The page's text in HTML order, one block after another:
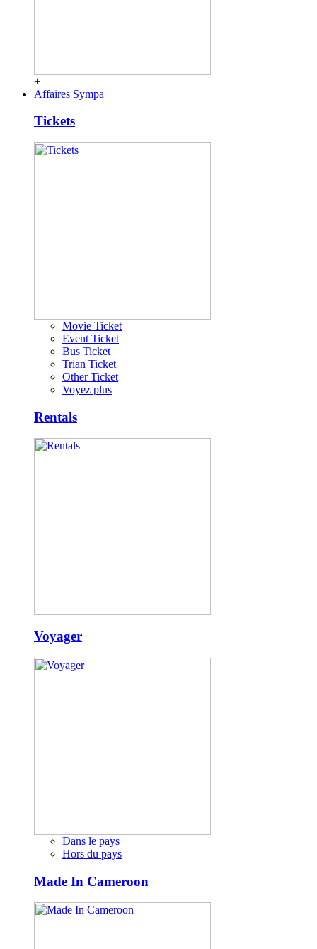
+
Affaires Sympa
Tickets
Movie Ticket
Event Ticket
Bus Ticket
Trian Ticket
Other Ticket
Voyez plus
Rentals
Voyager
Dans le pays
Hors du pays
Made In Cameroon